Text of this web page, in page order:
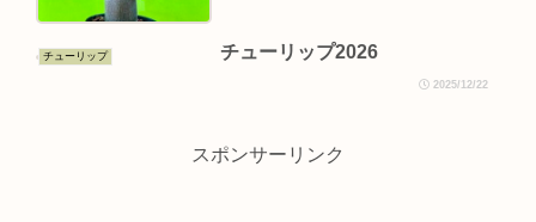
チューリップ チューリップ2026
2025/12/22
スポンサーリンク